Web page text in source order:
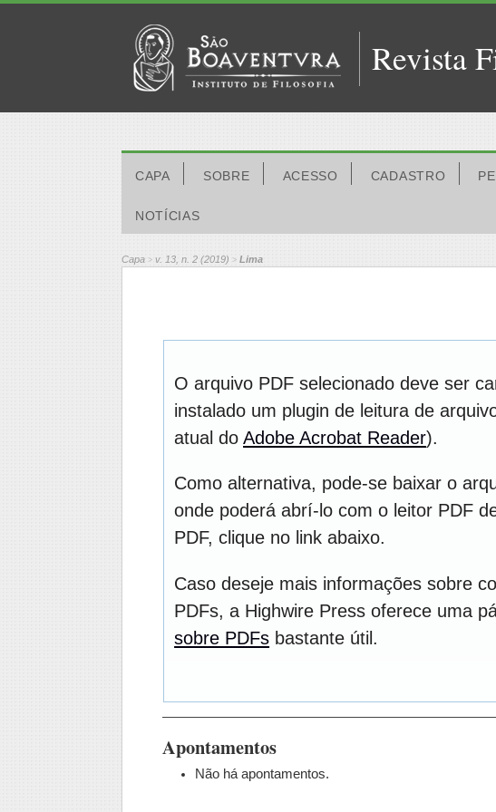
Revista
CAPA SOBRE ACESSO CADASTRO
NOTÍCIAS
Capa >v. 13, n. 2 (2019) >Lima
O arquivo PDF selecionado deve ser
instalado um plugin de leitura de
atual doAdobe Acrobat Reader).
Como alternativa, pode-se baixar o
onde poderá abrí-lo com o leitor PDF
PDF, clique no link abaixo.
Caso deseje mais informações sobre
PDFs, a Highwire Press oferece uma
sobre PDFs bastante útil.
Apontamentos
Não há apontamentos.